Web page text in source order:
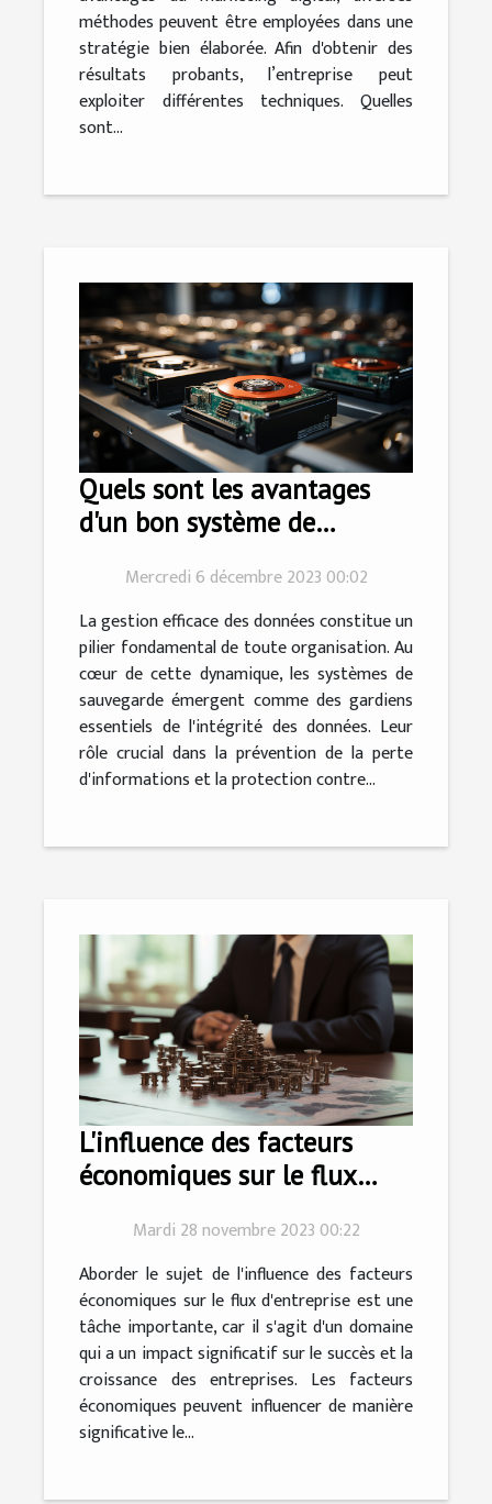
méthodes peuvent être employées dans une
stratégie bien élaborée. Afin d'obtenir des
résultats probants, l’entreprise peut
exploiter différentes techniques. Quelles
sont...
Quels sont les avantages
d'un bon système de
Mercredi 6 décembre 2023 00:02
La gestion efficace des données constitue un
pilier fondamental de toute organisation. Au
cœur de cette dynamique, les systèmes de
sauvegarde émergent comme des gardiens
essentiels de l'intégrité des données. Leur
rôle crucial dans la prévention de la perte
d'informations et la protection contre...
L'influence des facteurs
économiques sur le flux
Mardi 28 novembre 2023 00:22
Aborder le sujet de l'influence des facteurs
économiques sur le flux d'entreprise est une
tâche importante, car il s'agit d'un domaine
qui a un impact significatif sur le succès et la
croissance des entreprises. Les facteurs
économiques peuvent influencer de manière
significative le...